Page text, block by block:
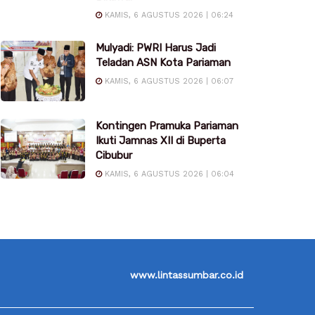
KAMIS, 6 AGUSTUS 2026 | 06:24
Mulyadi: PWRI Harus Jadi
Teladan ASN Kota Pariaman
KAMIS, 6 AGUSTUS 2026 | 06:07
Kontingen Pramuka Pariaman
Ikuti Jamnas XII di Buperta
Cibubur
KAMIS, 6 AGUSTUS 2026 | 06:04
www.lintassumbar.co.id